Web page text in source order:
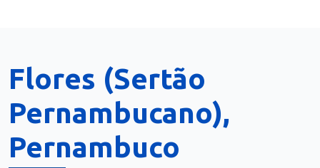
Flores (Sertão
Pernambucano),
Pernambuco